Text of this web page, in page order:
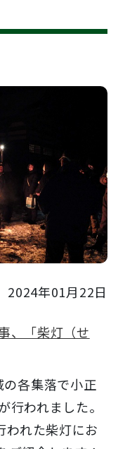
2024年01月22日
、「柴灯（せ
各集落で小正
われました。
われた柴灯にお